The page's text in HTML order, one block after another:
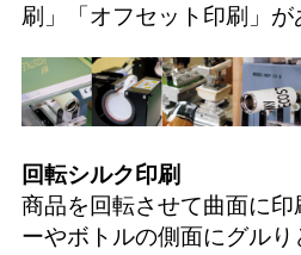
刷 」「 オフセット印刷 」が
回転シルク印刷
商品を回転させて曲面に印
ーやボトルの側面にグル